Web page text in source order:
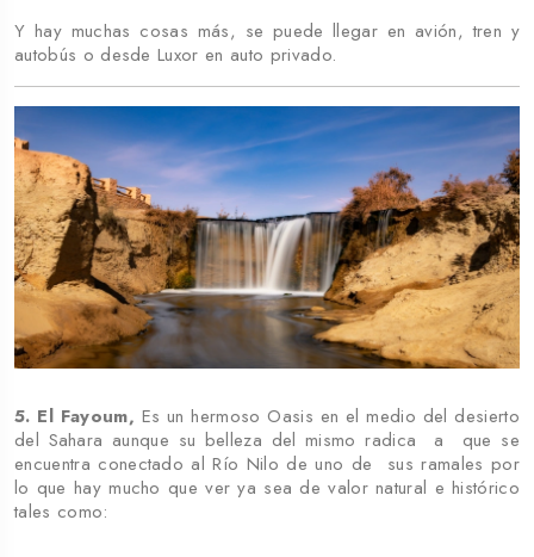
Y hay muchas cosas más, se puede llegar en avión, tren y
autobús o desde Luxor en auto privado.
5. El Fayoum, Es un hermoso Oasis en el medio del desierto
del Sahara aunque su belleza del mismo radica a que se
encuentra conectado al Río Nilo de uno de sus ramales por
lo que hay mucho que ver ya sea de valor natural e histórico
tales como: